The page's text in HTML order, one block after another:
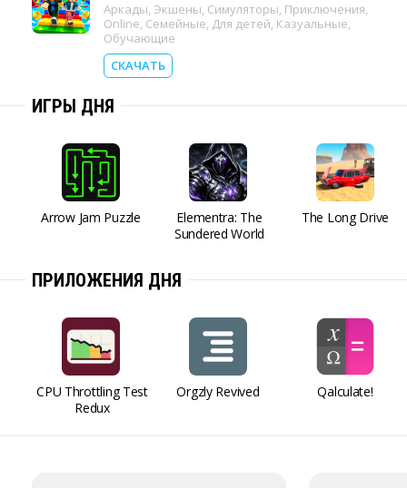
Аркады, Экшены, Симуляторы, Приключения,
Online, Семейные, Для детей, Казуальные,
Обучающие
СКАЧАТЬ
ИГРЫ ДНЯ
Arrow Jam Puzzle
Elementra: The
Sundered World
The Long Drive
ПРИЛОЖЕНИЯ ДНЯ
CPU Throttling Test
Redux
Orgzly Revived Qalculate!